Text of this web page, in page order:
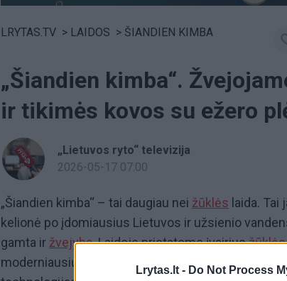
Lrytas.lt - Do Not Process
LRYTAS.TV > LAIDOS > ŠIANDIEN KIMBA
„Šiandien kimba“.
ir tikimės kovos su ežero
„Lietuvos ryto“ televizija
2026-05-17 07:00
„Šiandien kimba“ – tai daugiau nei žūklės laida. Tai
kelionė po įdomiausius Lietuvos ir užsienio
gamta ir žvejyba.Laidoje pristatome įvairiusžūklės
moderniausių. Naudojame pažangiausią įrangą,